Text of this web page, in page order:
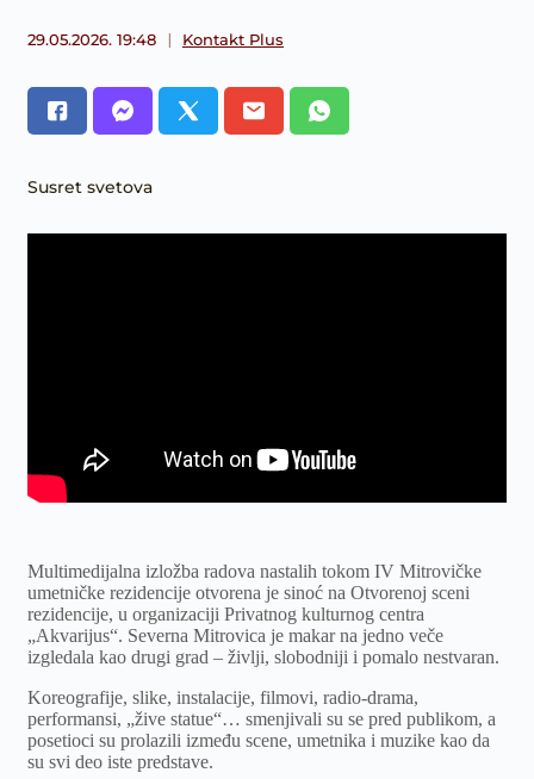
29.05.2026. 19:48 Kontakt Plus
Susret svetova
Multimedijalna izložba radova nastalih tokom IV Mitrovičke
umetničke rezidencije otvorena je sinoć na Otvorenoj sceni
rezidencije, u organizaciji Privatnog kulturnog centra
„Akvarijus“. Severna Mitrovica je makar na jedno veče
izgledala kao drugi grad – življi, slobodniji i pomalo nestvaran.
Koreografije, slike, instalacije, filmovi, radio-drama,
performansi, „žive statue“… smenjivali su se pred publikom, a
posetioci su prolazili između scene, umetnika i muzike kao da
su svi deo iste predstave.